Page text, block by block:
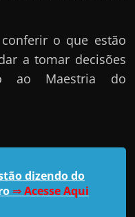
o que estão
a tomar decisões
ao Maestria do
dizendo do
⇒Acesse Aqui